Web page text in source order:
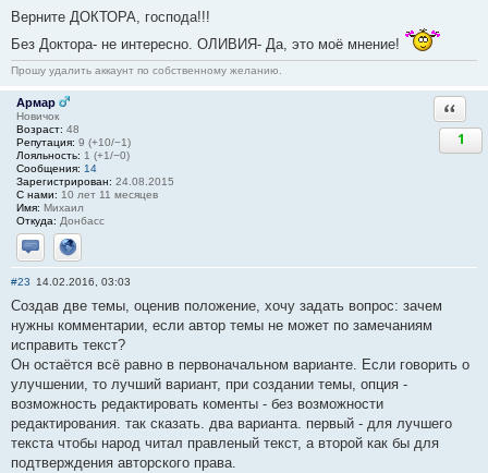
Верните ДОКТОРА, господа!!!
Без Доктора- не интересно. ОЛИВИЯ- Да, это моё мнение!
Прошу удалить аккаунт по собственному желанию.
Армар
Новичок
Возраст: 48
Репутация: 9 (+10/−1)
Лояльность: 1 (+1/−0)
Сообщения: 14
Зарегистрирован: 24.08.2015
С нами: 10 лет 11 месяцев
Имя: Михаил
Откуда: Донбасс
Отправить личное сообщение
Сайт
1
#23 14.02.2016, 03:03
Создав две темы, оценив положение, хочу задать вопрос: зачем
нужны комментарии, если автор темы не может по замечаниям
исправить текст?
Он остаётся всё равно в первоначальном варианте. Если говорить о
улучшении, то лучший вариант, при создании темы, опция -
возможность редактировать коменты - без возможности
редактирования. так сказать. два варианта. первый - для лучшего
текста чтобы народ читал правленый текст, а второй как бы для
подтверждения авторского права.